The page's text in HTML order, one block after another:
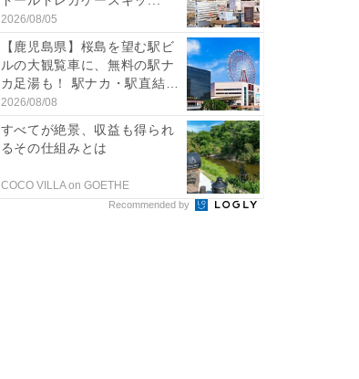
2026/08/05
【鹿児島県】桜島を望む駅ビ
ルの大観覧車に、無料の駅ナ
カ足湯も！ 駅ナカ・駅直結
ス...
2026/08/08
すべてが絶景、収益も得られ
るその仕組みとは
COCO VILLA on GOETHE
Recommended by